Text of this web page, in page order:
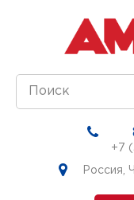
+7
Россия,